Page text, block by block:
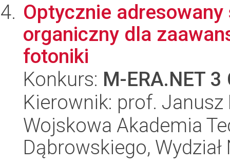
Optycznie
organiczny dla
fotoniki
Konkurs: M-ERA.NET
Kierownik: prof. Janusz
Wojskowa Akademia
Dąbrowskiego,